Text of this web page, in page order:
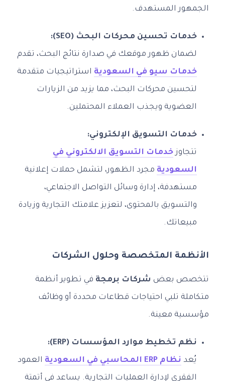
الجمهور المستهدف.
خدمات تحسين محركات البحث (SEO):
لضمان ظهور موقعك في صدارة نتائج البحث، تقدم
خدمات سيو في السعودية استراتيجيات متقدمة
لتحسين محركات البحث، مما يزيد من الزيارات
العضوية ويجذب العملاء المحتملين.
خدمات التسويق الإلكتروني:
تتجاوزخدمات التسويق الالكتروني في
السعودية مجرد الظهور، لتشمل حملات إعلانية
مستهدفة، إدارة وسائل التواصل الاجتماعي،
والتسويق بالمحتوى، لتعزيز علامتك التجارية وزيادة
مبيعاتك.
الأنظمة المتخصصة وحلول الشركات
تتخصص بعض شركات برمجة في تطوير أنظمة
متكاملة تلبي احتياجات قطاعات محددة أو وظائف
مؤسسية معينة.
نظم تخطيط موارد المؤسسات (ERP):
يُعد نظام ERP المحاسبي في السعودية العمود
الفقري لإدارة العمليات التجارية. يساعد في أتمتة